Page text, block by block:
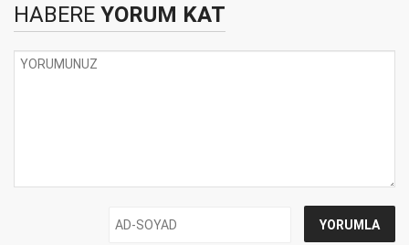
HABERE YORUM KAT